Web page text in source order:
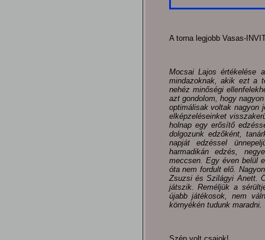
A torna legjobb Vasas-
Mocsai Lajos értékelése
mindazoknak, akik ezt a
nehéz minőségi
azt gondolom, hogy
optimálisak voltak nagyon
elképzeléseinket
holnap egy erősítő
dolgozunk edzőként,
napját edzéssel
harmadikán edzés,
meccsen. Egy éven belül
óta nem fordult elő.
Zsuzsi és Szilágyi Anett.
játszik. Reméljük a
újabb játékosok, nem
környékén tudunk maradni.